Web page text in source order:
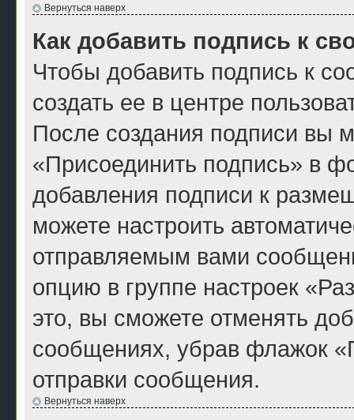
Вернуться наверх
Как добавить подпись к
Чтобы добавить подпись к
создать ее в центре
После создания подписи вы
«Присоединить подпись» в
добавления подписи к
можете настроить
отправляемым вами
опцию в группе настроек
это, вы сможете отменять
сообщениях, убрав флажок
отправки сообщения.
Вернуться наверх